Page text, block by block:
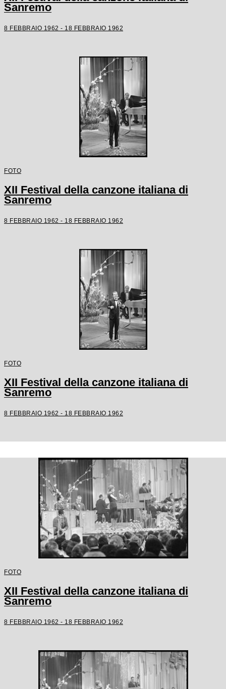
Sanremo
8 FEBBRAIO 1962 - 18 FEBBRAIO 1962
FOTO
XII Festival della canzone italiana di
Sanremo
8 FEBBRAIO 1962 - 18 FEBBRAIO 1962
FOTO
XII Festival della canzone italiana di
Sanremo
8 FEBBRAIO 1962 - 18 FEBBRAIO 1962
FOTO
XII Festival della canzone italiana di
Sanremo
8 FEBBRAIO 1962 - 18 FEBBRAIO 1962